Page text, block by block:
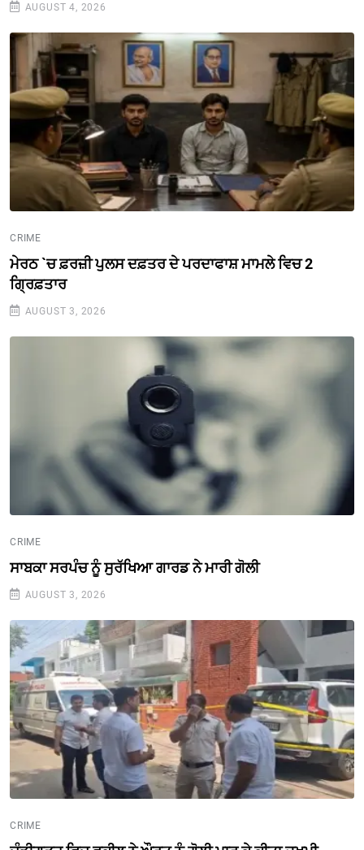
AUGUST 4, 2026
CRIME
ਮੇਰਠ `ਚ ਫ਼ਰਜ਼ੀ ਪੁਲਸ ਦਫ਼ਤਰ ਦੇ ਪਰਦਾਫਾਸ਼ ਮਾਮਲੇ ਵਿਚ 2
ਗ੍ਰਿਫ਼ਤਾਰ
AUGUST 3, 2026
CRIME
ਸਾਬਕਾ ਸਰਪੰਚ ਨੂੰ ਸੁਰੱਖਿਆ ਗਾਰਡ ਨੇ ਮਾਰੀ ਗੋਲੀ
AUGUST 3, 2026
CRIME